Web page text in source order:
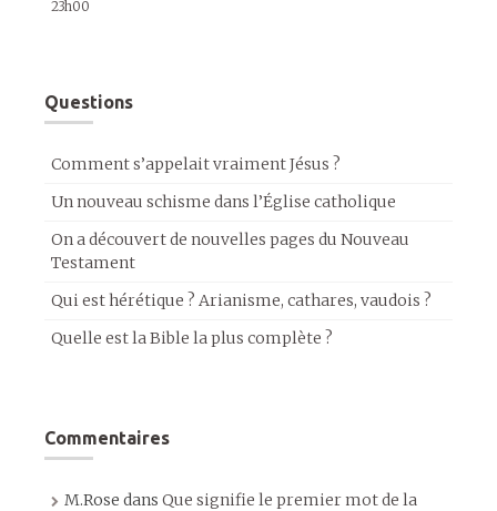
23h00
Questions
Comment s’appelait vraiment Jésus ?
Un nouveau schisme dans l’Église catholique
On a découvert de nouvelles pages du Nouveau
Testament
Qui est hérétique ? Arianisme, cathares, vaudois ?
Quelle est la Bible la plus complète ?
Commentaires
M.Rose dans Que signifie le premier mot de la